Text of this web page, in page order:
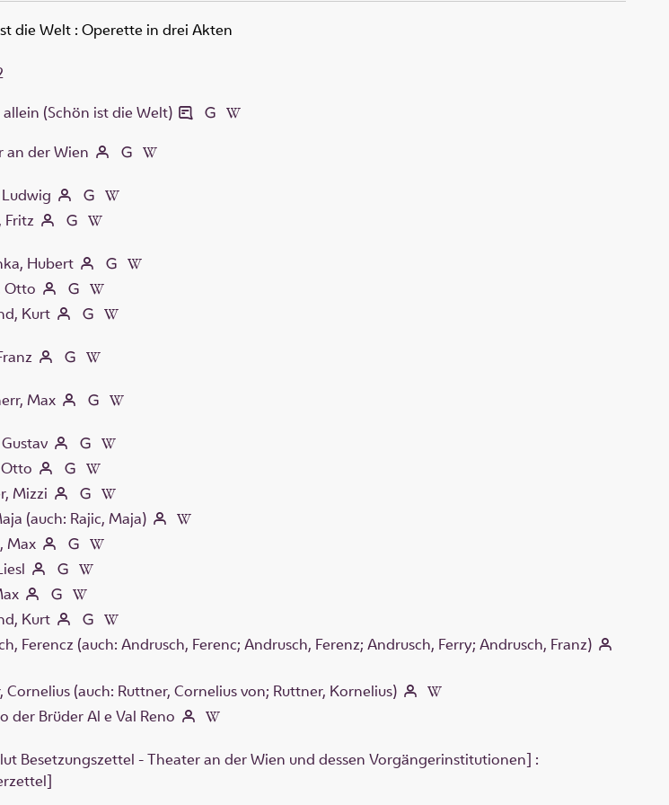
Besetzungszettel - Theater an der Wien und dessen Vorgängerinstitutionen] :
die Welt : Operette in drei Akten
Fritz
Hubert
Otto
Kurt
Max
an der Wien
Mizzi
(auch: Rajic, Maja)
Max
Kurt
Ferencz (auch: Andrusch, Ferenc; Andrusch, Ferenz; Andrusch, Ferry; Andrusch, Franz)
Cornelius (auch: Ruttner, Cornelius von; Ruttner, Kornelius)
der Brüder Al e Val Reno
allein (Schön ist die Welt)